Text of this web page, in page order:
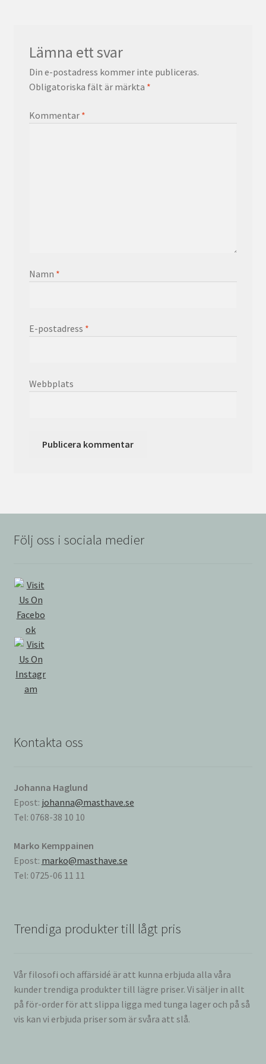
Lämna ett svar
Din e-postadress kommer inte publiceras.
Obligatoriska fält är märkta *
Kommentar *
Namn *
E-postadress *
Webbplats
Följ oss i sociala medier
Kontakta oss
Johanna Haglund
Epost: johanna@masthave.se
Tel: 0768-38 10 10
Marko Kemppainen
Epost: marko@masthave.se
Tel: 0725-06 11 11
Trendiga produkter till lågt pris
Vår filosofi och affärsidé är att kunna erbjuda alla våra
kunder trendiga produkter till lägre priser. Vi säljer in allt
på för-order för att slippa ligga med tunga lager och på så
vis kan vi erbjuda priser som är svåra att slå.